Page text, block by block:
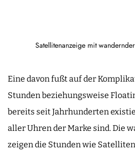
Satellitenanzeige mit
Eine davon fußt auf der
Stunden beziehungsweise
bereits seit Jahrhunderten
aller Uhren der Marke sind. Die
zeigen die Stunden wie